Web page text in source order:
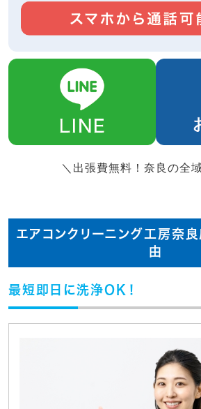
＼出張費無料！奈良の全
エアコンクリーニング工房奈
由
最短即日に洗浄OK！